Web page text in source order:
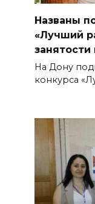
Названы
«Лучший
занятости
На Дону
конкурса